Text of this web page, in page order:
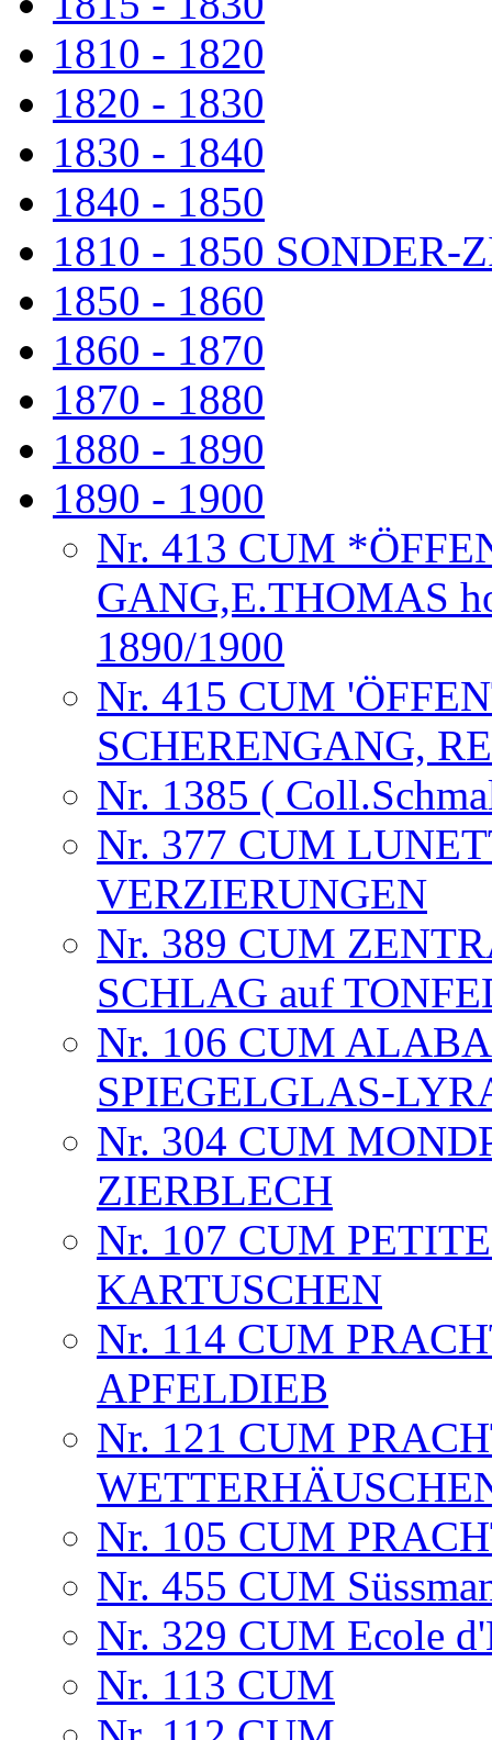
1810 - 1820
1820 - 1830
1830 - 1840
1840 - 1850
1810 - 1850 SONDER-
1850 - 1860
1860 - 1870
1870 - 1880
1880 - 1890
1890 - 1900
Nr. 413 CUM
GANG,E.THOMAS
1890/1900
Nr. 415 CUM
SCHERENGANG,
Nr. 1385 (
Nr. 377 CUM
VERZIERUNGEN
Nr. 389 CUM
SCHLAG auf
Nr. 106 CUM
SPIEGELGLAS-
Nr. 304 CUM
ZIERBLECH
Nr. 107 CUM
KARTUSCHEN
Nr. 114 CUM
APFELDIEB
Nr. 121 CUM
Nr. 105 CUM
Nr. 455 CUM
Nr. 329 CUM Ecole
Nr. 113 CUM